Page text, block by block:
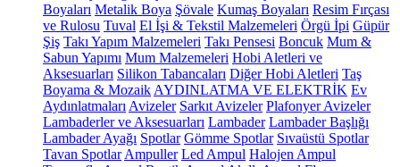
Boyaları Metalik Boya Şövale Kumaş Boyaları Resim Fırçası
ve Rulosu Tuval El İşi & Tekstil Malzemeleri Örgü İpi Güpür
Şiş Takı Yapım Malzemeleri Takı Pensesi Boncuk Mum &
Sabun Yapımı Mum Malzemeleri Hobi Aletleri ve
Aksesuarları Silikon Tabancaları Diğer Hobi Aletleri Taş
Boyama & Mozaik AYDINLATMA VE ELEKTRİK Ev
Aydınlatmaları Avizeler Sarkıt Avizeler Plafonyer Avizeler
Lambaderler ve Aksesuarları Lambader Lambader Başlığı
Lambader Ayağı Spotlar Gömme Spotlar Sıvaüstü Spotlar
Tavan Spotlar Ampuller Led Ampul Halojen Ampul